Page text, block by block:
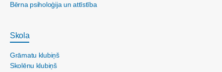
Bērna psiholoģija un attīstība
Skola
Grāmatu klubiņš
Skolēnu klubiņš